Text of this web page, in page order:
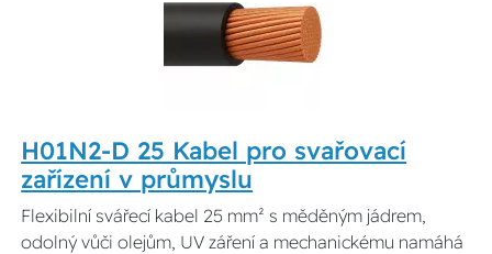
H01N2-D 25 Kabel pro svařovací
zařízení v průmyslu
Flexibilní svářecí kabel 25 mm² s měděným jádrem,
odolný vůči olejům, UV záření a mechanickému namáhá